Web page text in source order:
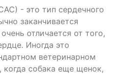
- это тип сердечного
заканчивается
отличается от того,
Иногда это
ветеринарном
собака еще щенок,